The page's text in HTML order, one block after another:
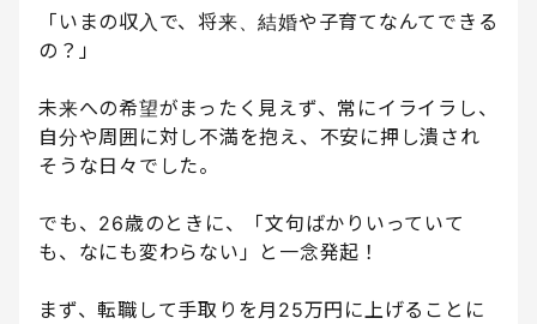
「いまの収入で、将来、結婚や子育てなんてできる
の？」
未来への希望がまったく見えず、常にイライラし、
自分や周囲に対し不満を抱え、不安に押し潰され
そうな日々でした。
でも、26歳のときに、「文句ばかりいっていて
も、なにも変わらない」と一念発起！
まず、転職して手取りを月25万円に上げることに